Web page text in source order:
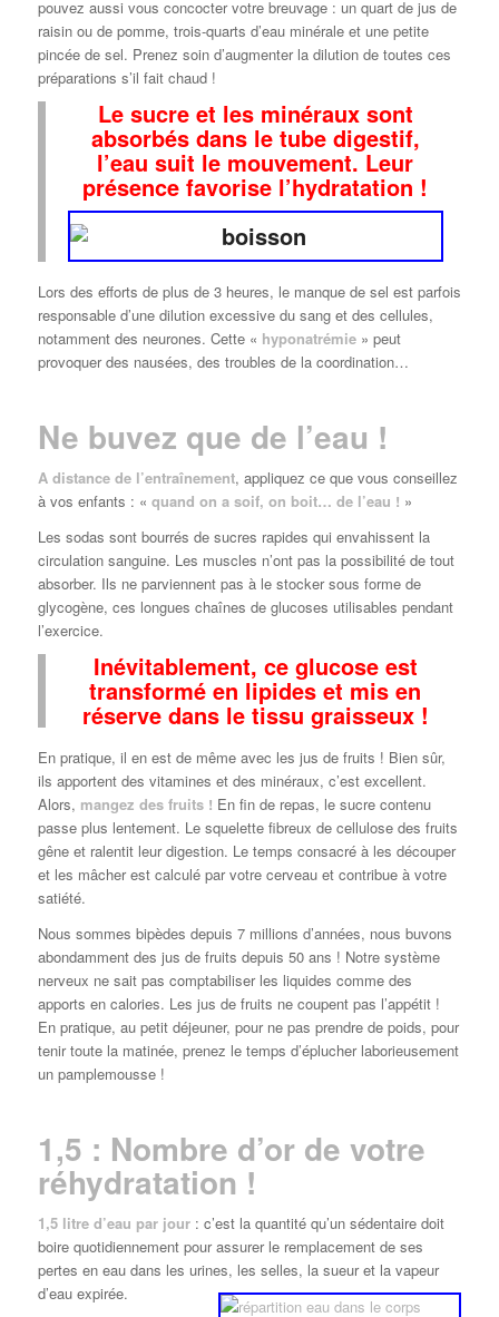
pouvez aussi vous concocter votre breuvage : un quart de jus de
raisin ou de pomme, trois-quarts d’eau minérale et une petite
pincée de sel. Prenez soin d’augmenter la dilution de toutes ces
préparations s’il fait chaud !
Le sucre et les minéraux sont
absorbés dans le tube digestif,
l’eau suit le mouvement. Leur
présence favorise l’hydratation !
Lors des efforts de plus de 3 heures, le manque de sel est parfois
responsable d’une dilution excessive du sang et des cellules,
notamment des neurones. Cette « hyponatrémie» peut
provoquer des nausées, des troubles de la coordination…
Ne buvez que de l’eau !
A distance de l’entraînement, appliquez ce que vous conseillez
à vos enfants : « quand on a soif, on boit… de l’eau ! »
Les sodas sont bourrés de sucres rapides qui envahissent la
circulation sanguine. Les muscles n’ont pas la possibilité de tout
absorber. Ils ne parviennent pas à le stocker sous forme de
glycogène, ces longues chaînes de glucoses utilisables pendant
l’exercice.
Inévitablement, ce glucose est
transformé en lipides et mis en
réserve dans le tissu graisseux !
En pratique, il en est de même avec les jus de fruits ! Bien sûr,
ils apportent des vitamines et des minéraux, c’est excellent.
Alors, mangez des fruits ! En fin de repas, le sucre contenu
passe plus lentement. Le squelette fibreux de cellulose des fruits
gêne et ralentit leur digestion. Le temps consacré à les découper
et les mâcher est calculé par votre cerveau et contribue à votre
satiété.
Nous sommes bipèdes depuis 7 millions d’années, nous buvons
abondamment des jus de fruits depuis 50 ans ! Notre système
nerveux ne sait pas comptabiliser les liquides comme des
apports en calories. Les jus de fruits ne coupent pas l’appétit !
En pratique, au petit déjeuner, pour ne pas prendre de poids, pour
tenir toute la matinée, prenez le temps d’éplucher laborieusement
un pamplemousse !
1,5 : Nombre d’or de votre
réhydratation !
1,5 litre d’eau par jour: c’est la quantité qu’un sédentaire doit
boire quotidiennement pour assurer le remplacement de ses
pertes en eau dans les urines, les selles, la sueur et la vapeur
d’eau expirée.